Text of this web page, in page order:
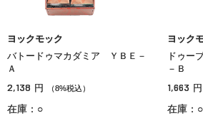
ヨックモック
バトードゥマカダミア ＹＢＥ－
Ａ
2,138 円 （8%税込）
在庫：○
ヨック
ドゥー
－Ｂ
1,663 円
在庫：○